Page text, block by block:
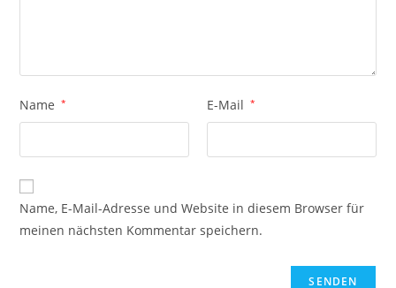
Name * E-Mail *
Name, E-Mail-Adresse und Website in diesem Browser für
meinen nächsten Kommentar speichern.